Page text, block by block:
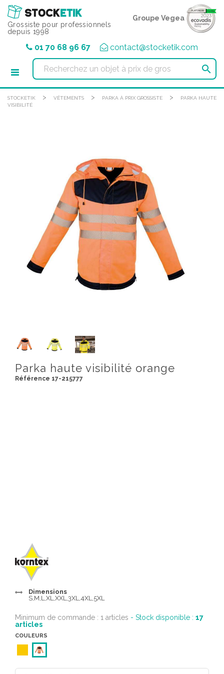
Grossiste pour professionnels
depuis 1998
Groupe Vegea
01 70 68 96 67 contact@stocketik.com

STOCKETIK > VÊTEMENTS > PARKA À PRIX GROSSISTE >
PARKA HAUTE
VISIBILITÉ
Parka haute visibilité orange
Référence 17-215777
Dimensions
S,M,L,XL,XXL,3XL,4XL,5XL
Minimum de commande : 1 articles - Stock disponible : 17
articles
COULEURS
Panneau de gestion des cookies